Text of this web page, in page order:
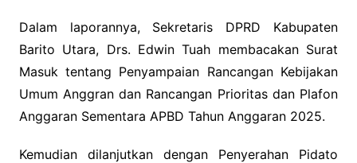
Dalam laporannya, Sekretaris DPRD Kabupaten
Barito Utara, Drs. Edwin Tuah membacakan Surat
Masuk tentang Penyampaian Rancangan Kebijakan
Umum Anggran dan Rancangan Prioritas dan Plafon
Anggaran Sementara APBD Tahun Anggaran 2025.
Kemudian dilanjutkan dengan Penyerahan Pidato